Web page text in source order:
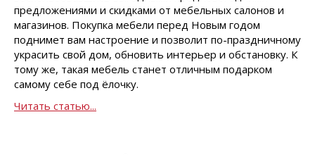
предложениями и скидками от мебельных салонов и
магазинов. Покупка мебели перед Новым годом
поднимет вам настроение и позволит по-праздничному
украсить свой дом, обновить интерьер и обстановку. К
тому же, такая мебель станет отличным подарком
самому себе под ёлочку.
Читать статью...